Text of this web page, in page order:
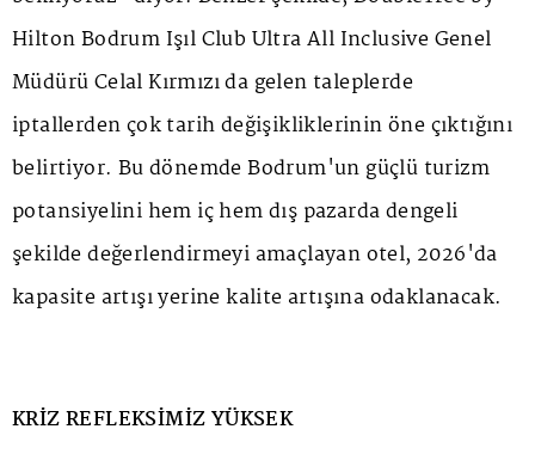
Hilton Bodrum Işıl Club Ultra All Inclusive Genel
Müdürü Celal Kırmızı da gelen taleplerde
iptallerden çok tarih değişikliklerinin öne çıktığını
belirtiyor. Bu dönemde Bodrum'un güçlü turizm
potansiyelini hem iç hem dış pazarda dengeli
şekilde değerlendirmeyi amaçlayan otel, 2026'da
kapasite artışı yerine kalite artışına odaklanacak.
KRİZ REFLEKSİMİZ YÜKSEK